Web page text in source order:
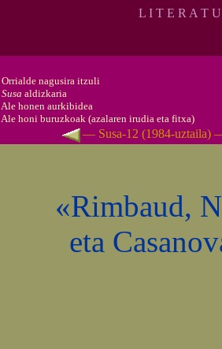
L I T E R A T
Orrialde nagusira itzuli
Susa aldizkaria
Ale honen aurkibidea
Ale honi buruzkoak (azalaren irudia eta fitxa)
— Susa-12 (1984-uztaila)
«Rimbaud,
eta